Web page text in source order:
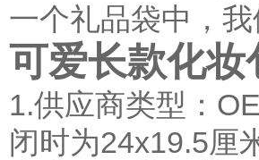
一个礼品袋中，
可爱长款化
1.供应商类型：
闭时为24x19.5厘